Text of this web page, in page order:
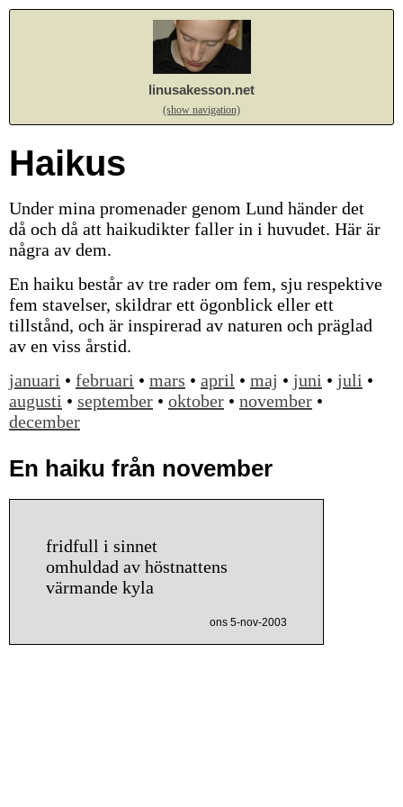
linusakesson.net
(show navigation)
Haikus
Under mina promenader genom Lund händer det
då och då att haikudikter faller in i huvudet. Här är
några av dem.
En haiku består av tre rader om fem, sju respektive
fem stavelser, skildrar ett ögonblick eller ett
tillstånd, och är inspirerad av naturen och präglad
av en viss årstid.
januari • februari • mars • april • maj • juni • juli •
augusti • september • oktober • november •
december
En haiku från november
fridfull i sinnet
omhuldad av höstnattens
värmande kyla
ons 5-nov-2003